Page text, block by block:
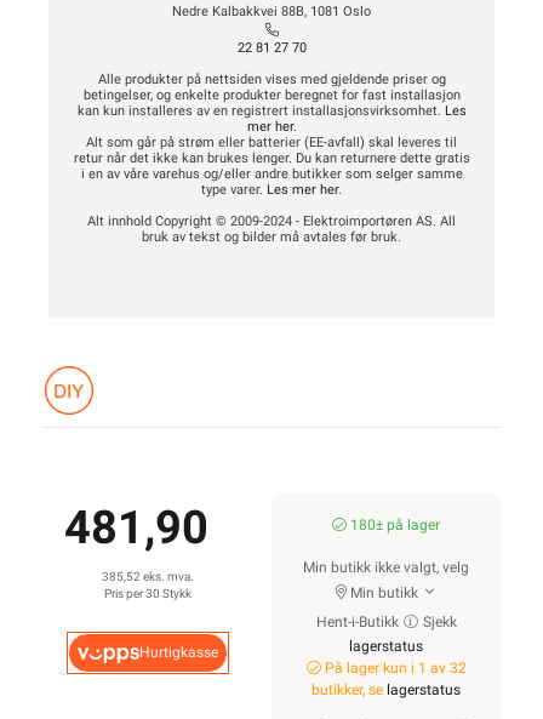
Nedre Kalbakkvei 88B, 1081 Oslo
22 81 27 70
Alle produkter på nettsiden vises med gjeldende priser og
betingelser, og enkelte produkter beregnet for fast installasjon
kan kun installeres av en registrert installasjonsvirksomhet. Les
mer her.
Alt som går på strøm eller batterier (EE-avfall) skal leveres til
retur når det ikke kan brukes lenger. Du kan returnere dette gratis
i en av våre varehus og/eller andre butikker som selger samme
type varer. Les mer her.
Alt innhold Copyright © 2009-2024 - Elektroimportøren AS. All
bruk av tekst og bilder må avtales før bruk.
481,90
385,52 eks. mva.
Pris per 30 Stykk
Hurtigkasse
180± på lager
Min butikk ikke valgt, velg
Min butikk
Hent-i-Butikk
Sjekk
lagerstatus
På lager kun i 1 av 32
butikker, se lagerstatus